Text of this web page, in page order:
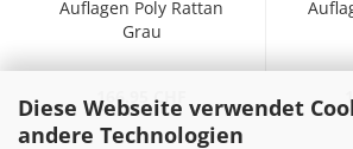
Diese Webseite verwendet
andere Technologien
Auflagen Poly Rattan
Grau
166.95 CHF